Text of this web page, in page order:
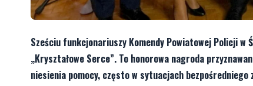
Sześciu funkcjonariuszy Komendy Powiatowej Policji w
„Kryształowe Serce”. To honorowa nagroda
niesienia pomocy, często w sytuacjach bezpośredniego